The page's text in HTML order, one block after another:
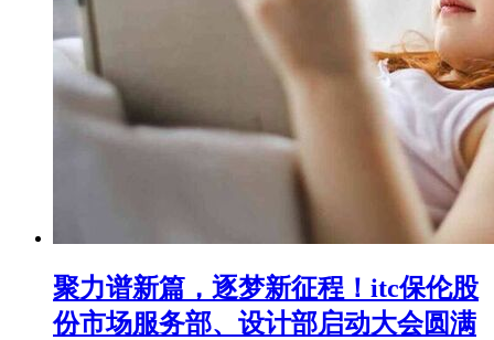
聚力谱新篇，逐梦新征程！itc保伦股
份市场服务部、设计部启动大会圆满